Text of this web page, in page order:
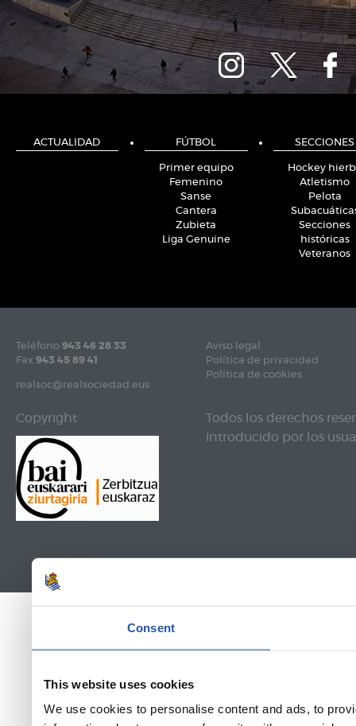
Consent
This website uses cookies
We use cookies to personalise content and ads, to
ACTUALIDAD FÚTBOL
Primer equipo
Femenino
Sanse
Cantera
Zubieta
Liga Genuine
SECCIONES
Hockey
Atletismo
Pelota
Secciones
históricas
Veteranos
Teléfono 943 46 28 33
Fax 943 45 89 41
realsoc@realsociedad.eus
Aviso legal
Política de privacidad
Política de cookies
Copyright
Todos los derechos
introducido por los